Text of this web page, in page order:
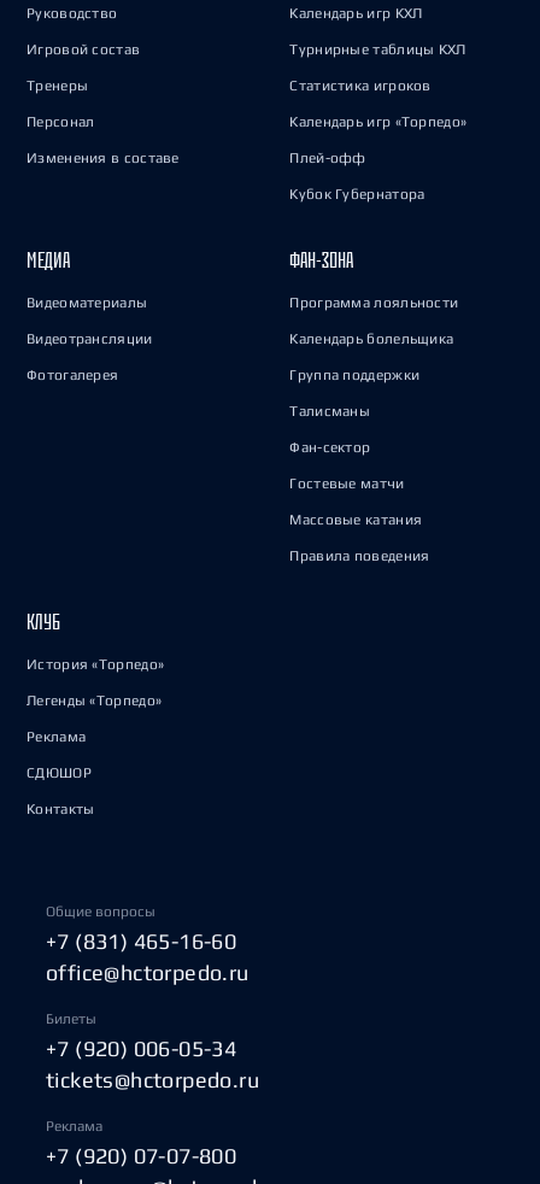
Руководство
Игровой состав
Тренеры
Персонал
Изменения в составе
Календарь игр КХЛ
Турнирные таблицы КХЛ
Статистика игроков
Календарь игр «Торпедо»
Плей-офф
Кубок Губернатора
МЕДИА
Видеоматериалы
Видеотрансляции
Фотогалерея
ФАН-ЗОНА
Программа лояльности
Календарь болельщика
Группа поддержки
Талисманы
Фан-сектор
Гостевые матчи
Массовые катания
Правила поведения
КЛУБ
История «Торпедо»
Легенды «Торпедо»
Реклама
СДЮШОР
Контакты
Общие вопросы
+7 (831) 465-16-60
office@hctorpedo.ru
Билеты
+7 (920) 006-05-34
tickets@hctorpedo.ru
Реклама
+7 (920) 07-07-800